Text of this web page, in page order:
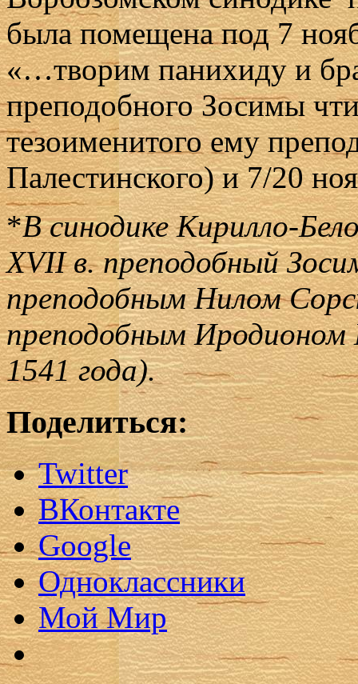
была помещена под 7
«…творим панихиду и
преподобного Зосимы
тезоименитого ему
Палестинского) и 7/20
*В синодике Кирилло-
XVII в. преподобный
преподобным Нилом
преподобным Иродионом
1541 года).
Поделиться:
Twitter
ВКонтакте
Google
Одноклассники
Мой Мир